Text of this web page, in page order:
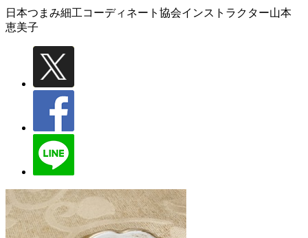
日本つまみ細工コーディネート協会インストラクター山本
恵美子